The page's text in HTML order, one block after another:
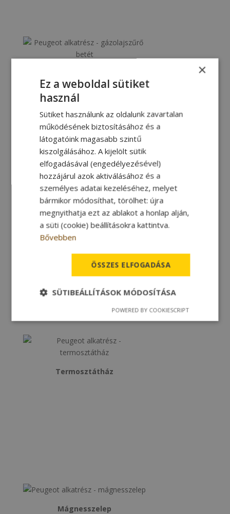
Motorolaj szűrő
Termosztátház
Mágnesszelep
×
Ez a weboldal sütiket
használ
Sütiket használunk az oldalunk zavartalan
működésének biztosításához és a
látogatóink magasabb szintű
kiszolgálásához. A kijelölt sütik
elfogadásával (engedélyezésével)
hozzájárul azok aktiválásához és a
személyes adatai kezeléséhez, melyet
bármikor módosíthat, törölhet: újra
megnyithatja ezt az ablakot a honlap alján,
a süti (cookie) beállításokra kattintva.
Bővebben
ÖSSZES ELFOGADÁSA
SÜTIBEÁLLÍTÁSOK MÓDOSÍTÁSA
POWERED BY COOKIESCRIPT